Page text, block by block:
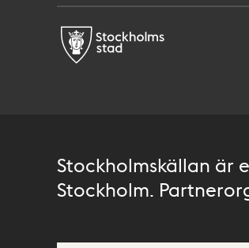
Stockholmskällan är
Stockholm.